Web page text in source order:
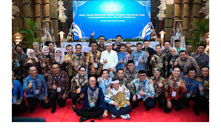
berhasil mengelola jaringan ritel yang luas dan berkontribusi
signifikan terhadap roda perekonomian daerah.
Keberhasilan mereka tak lepas dari strategi bisnis yang
tepat dan kemampuan menyesuaikan diri dengan
kebutuhan pasar yang dinamis. Selain ritel, sektor properti
dan konstruksi juga menjadi pilar penting bagi
perekonomian Kuningan. Beberapa perusahaan besar di
bidang ini terlibat dalam pembangunan infrastruktur yang
tidak hanya bermanfaat bagi daerah, tetapi...